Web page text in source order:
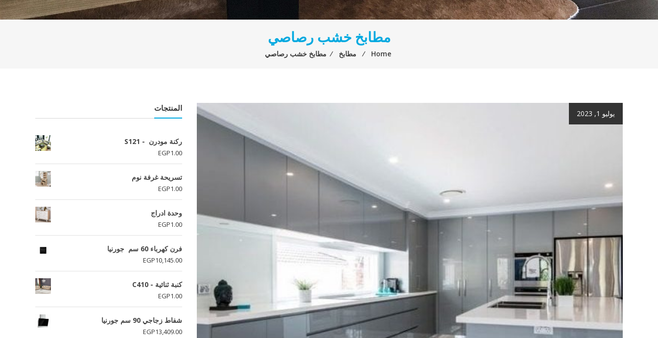
مطابخ خشب رصاصي
Home
⁄ مطابخ ⁄ مطابخ خشب رصاصي
يوليو 1, 2023
المنتجات
ركنة مودرن - S121
EGP1.00
تسريحة غرفة نوم
EGP1.00
وحدة ادراج
EGP1.00
فرن كھرباء 60 سم جورنيا
EGP10,145.00
كنبة ثنائية - C410
EGP1.00
شفاط زجاجي 90 سم جورنيا
EGP13,409.00